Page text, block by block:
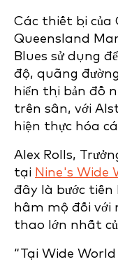
Các thiết bị của
Queensland
Blues sử dụng
độ, quãng
hiển thị bản đồ
trên sân, với
hiện thực hóa
Alex Rolls,
tại Nine's Wide
đây là bước
hâm mộ đối với
thao lớn nhất
“Tại Wide